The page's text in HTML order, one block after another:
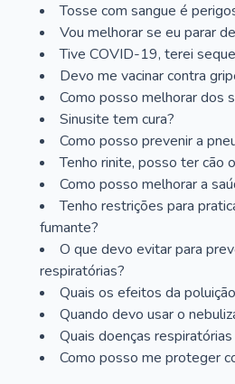
Tosse com sangue é
Vou melhorar se eu parar
Tive COVID-19, terei
Devo me vacinar contra
Como posso melhorar dos
Sinusite tem cura?
Como posso prevenir a
Tenho rinite, posso ter cão
Como posso melhorar a
Tenho restrições para
fumante?
O que devo evitar para
respiratórias?
Quais os efeitos da
Quando devo usar o
Quais doenças
Como posso me proteger